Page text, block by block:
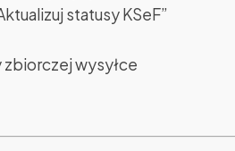
statusy KSeF”
wysyłce